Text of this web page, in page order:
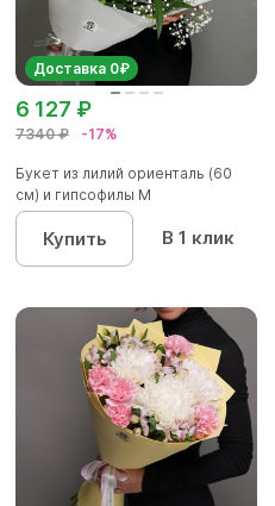
Доставка 0₽
7340 ₽ -17%
6 127 ₽
Букет из лилий ориенталь (60
см) и гипсофилы М
Купить В 1 клик